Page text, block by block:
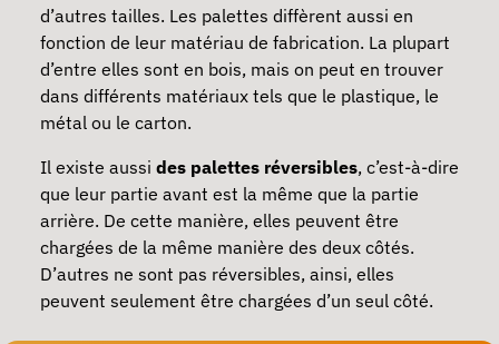
d’autres tailles. Les palettes diffèrent aussi en
fonction de leur matériau de fabrication. La plupart
d’entre elles sont en bois, mais on peut en trouver
dans différents matériaux tels que le plastique, le
métal ou le carton.
Il existe aussi des palettes réversibles, c’est-à-dire
que leur partie avant est la même que la partie
arrière. De cette manière, elles peuvent être
chargées de la même manière des deux côtés.
D’autres ne sont pas réversibles, ainsi, elles
peuvent seulement être chargées d’un seul côté.